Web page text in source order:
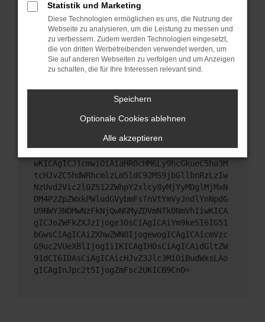
Sicherheitsrisiko, sondern kann auch dazu führen,
dass bestimmte Funktionen nicht mehr
unterstützt werden.
Wende dich an den Webseitenbetreiber.
Wenn du alle oben genannten Schritte versucht
hast, kontaktiere uns bitte. Wir werden versuchen,
das Problem zu beheben. Du kannst uns diesen
Text schicken, um uns bei der Fehlersuche zu
unterstützen:
ewogICJuYW1lIjogIk5ldHdvcmtFcnJvciIsCiAgI
mNvbmZpZyI6IHsKICAgICJtZXRob2QiOiAiR0VUIi
wKICAgICJ1cmwiOiAiaHR0cHM6Ly9hcGkueC5ha3M
tcHJvZC5hdWRhcmlzLm5ldC92MS9jbGllbnRzLzIw
NzUvd2Vic2l0ZS12ZWhpY2xlcy8yMjYyMDglMjMxN
DM4P2ZpZWxkPWludGVybmFsTnVtYmVyJndlYnNpdG
U9NWY3NDMwNzFkNjQwNGMyZDVmNTk0NmVhIiwKICA
gICJoZWFkZXJzIjoge30sCiAgICAiYm9keSI6IG51
bGwsCiAgICAiZXhwZWN0IjogewogICAgICAicmVzc
G9uc2VUeXBlIjogIiIKICAgIH0sCiAgICAidGltZW
91dCI6IDAsCiAgICAicHJvZ3Jlc3MiOiBudWxsLAo
gICAgInJpc2t5IjogZmFsc2UKICB9Cn0=
Statistik und Marketing
Diese Technologien ermöglichen es uns, die Nutzung der
Webseite zu analysieren, um die Leistung zu messen und
zu verbessern. Zudem werden Technologien eingesetzt,
die von dritten Werbetreibenden verwendet werden, um
Sie auf anderen Webseiten zu verfolgen und um Anzeigen
zu schalten, die für Ihre Interessen relevant sind.
Speichern
Optionale Cookies ablehnen
Alle akzeptieren